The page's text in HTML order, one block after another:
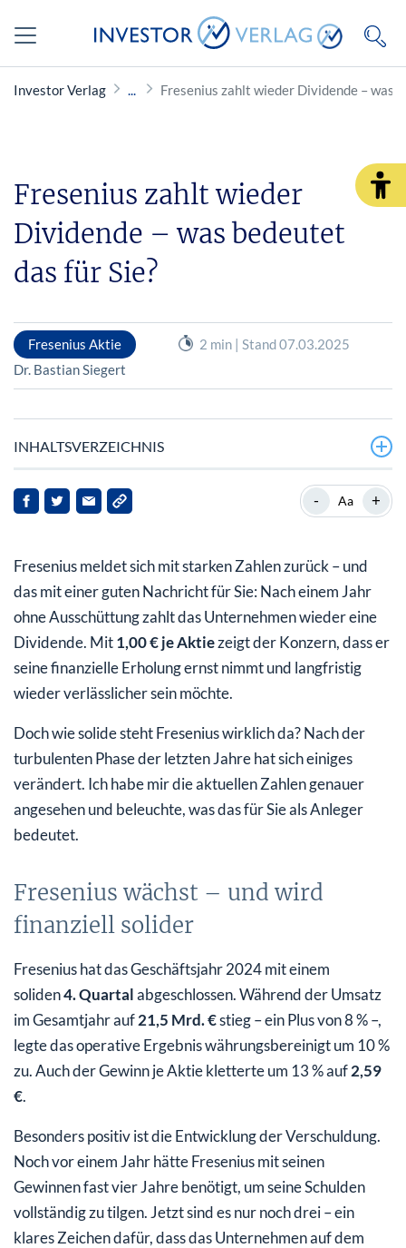
Investor Verlag Fresenius zahlt wieder Dividende – was
Fresenius zahlt wieder
Dividende – was bedeutet
das für Sie?
Fresenius Aktie
2 min | Stand 07.03.2025
Dr. Bastian Siegert
INHALTSVERZEICHNIS
Fresenius wächst – und wird finanziell solider
Endlich wieder Dividende – aber ist sie nachhaltig?
Wie geht es 2025 weiter?
Fazit: Was bedeutet das für Sie?
- Aa +
Fresenius meldet sich mit starken Zahlen zurück – und
das mit einer guten Nachricht für Sie: Nach einem Jahr
ohne Ausschüttung zahlt das Unternehmen wieder eine
Dividende. Mit1,00 € je Aktiezeigt der Konzern, dass er
seine finanzielle Erholung ernst nimmt und langfristig
wieder verlässlicher sein möchte.
Doch wie solide steht Fresenius wirklich da? Nach der
turbulenten Phase der letzten Jahre hat sich einiges
verändert. Ich habe mir die aktuellen Zahlen genauer
angesehen und beleuchte, was das für Sie als Anleger
bedeutet.
Fresenius wächst – und wird
finanziell solider
Fresenius hat das Geschäftsjahr 2024 mit einem
soliden4. Quartalabgeschlossen. Während der Umsatz
im Gesamtjahr auf21,5 Mrd. €stieg – ein Plus von 8 % –,
legte das operative Ergebnis währungsbereinigt um 10 %
zu. Auch der Gewinn je Aktie kletterte um 13 % auf2,59
€.
Besonders positiv ist die Entwicklung der Verschuldung.
Noch vor einem Jahr hätte Fresenius mit seinen
Gewinnen fast vier Jahre benötigt, um seine Schulden
vollständig zu tilgen. Jetzt sind es nur noch drei – ein
klares Zeichen dafür, dass das Unternehmen auf dem